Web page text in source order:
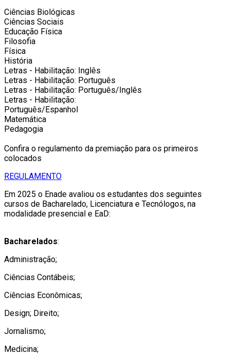
Ciências Biológicas
Ciências Sociais
Educação Física
Filosofia
Física
História
Letras - Habilitação: Inglês
Letras - Habilitação: Português
Letras - Habilitação: Português/Inglês
Letras - Habilitação:
Português/Espanhol
Matemática
Pedagogia
Confira o regulamento da premiação para os primeiros
colocados
REGULAMENTO
Em 2025 o Enade avaliou os estudantes dos seguintes
cursos de Bacharelado, Licenciatura e Tecnólogos, na
modalidade presencial e EaD:
Bacharelados:
Administração;
Ciências Contábeis;
Ciências Econômicas;
Design; Direito;
Jornalismo;
Medicina;